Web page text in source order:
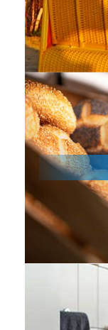
Wir
morgendlichen
einfach am
nächsten
möchtest,
(BILD,
Genieße den